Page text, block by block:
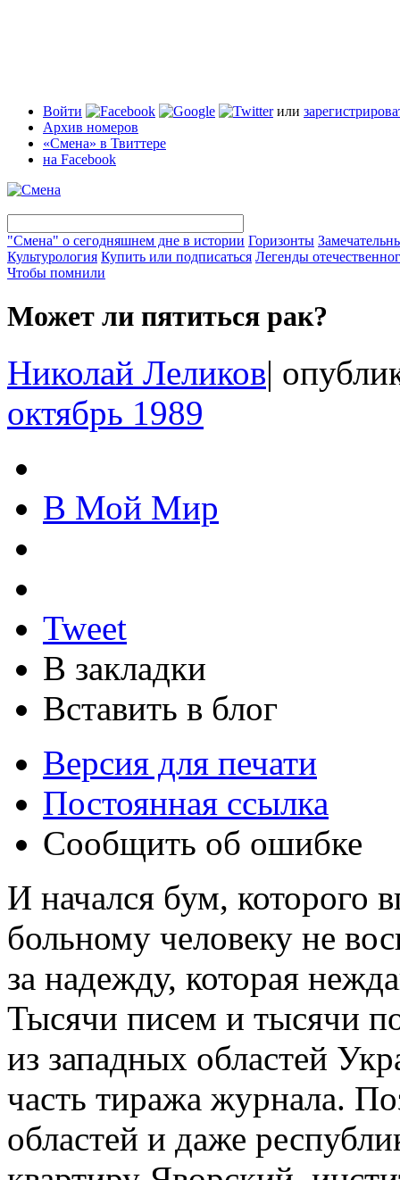
Войти или
Архив номеров
«Смена» в Твиттере
на Facebook
"Смена" о сегодняшнем дне в истории Горизонты
Культурология Купить или подписаться Легенды
Чтобы помнили
Может ли пятиться рак?
Николай Леликов|
октябрь 1989
В Мой Мир
Tweet
В закладки
Вставить в блог
Версия для печати
Постоянная ссылка
Сообщить об ошибке
И начался бум, которого
больному человеку не
за надежду, которая
Тысячи писем и тысячи
из западных областей
часть тиража журнала.
областей и даже